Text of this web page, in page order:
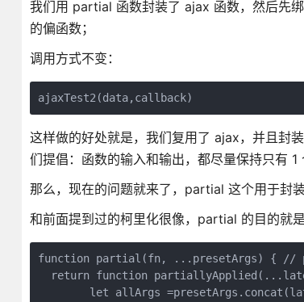
我们用 partial 函数封装了 ajax 函数，然后先
的偏函数；
调用方式不变：
这样做的好处就是，我们复用了 ajax，并且封
们提倡：函数的输入和输出，都尽量保持只有 1
那么，现在的问题就来了，partial 这个用于封
和前面提到过的柯里化很像，partial 的目的就
function partial(fn, ...presetArgs) { //
return function
let allArgs